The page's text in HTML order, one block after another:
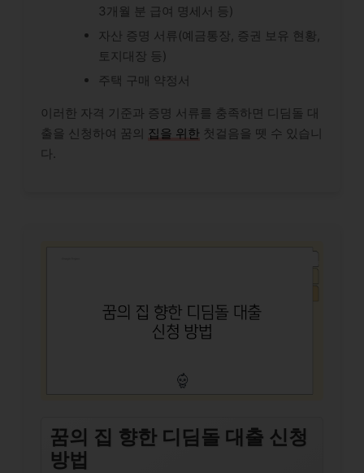
3개월 분 급여 명세서 등)
자산 증명 서류(예금통장, 증권 보유 현황,
토지대장 등)
주택 구매 약정서
이러한 자격 기준과 증명 서류를 충족하면 디딤돌 대
출을 신청하여 꿈의 집을 위한 첫걸음을 뗏 수 있습니
다.
꿈의 집 향한 디딤돌 대출 신청
방법